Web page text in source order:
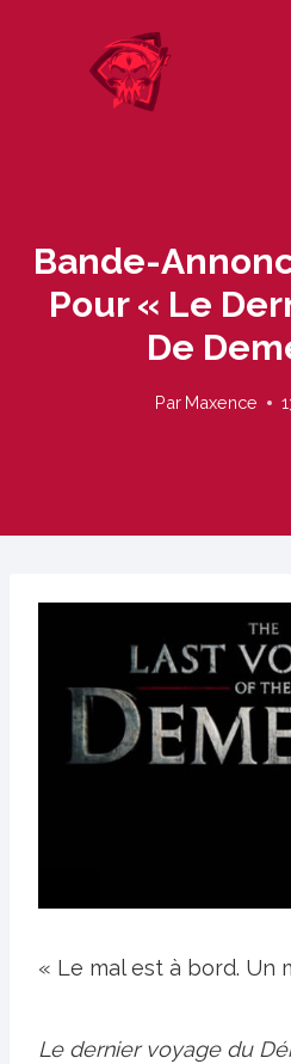
Bande-
Pour « Le
De
Par Maxence
« Le mal est à bord. Un
Le dernier voyage du